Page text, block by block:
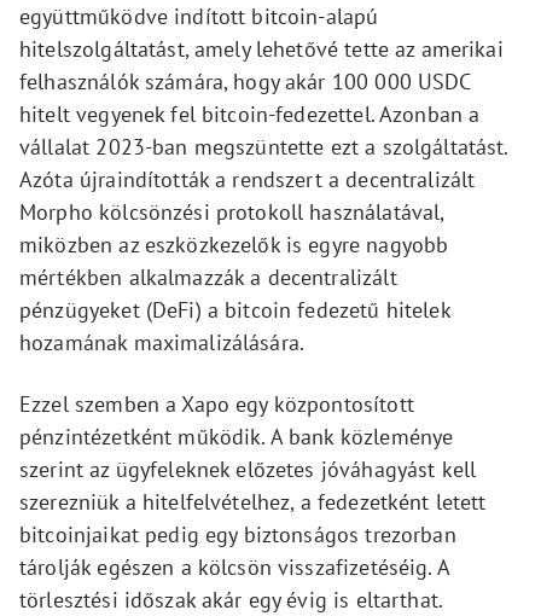
együttműködve indított bitcoin-alapú
hitelszolgáltatást, amely lehetővé tette az amerikai
felhasználók számára, hogy akár 100 000 USDC
hitelt vegyenek fel bitcoin-fedezettel. Azonban a
vállalat 2023-ban megszüntette ezt a szolgáltatást.
Azóta újraindították a rendszert a decentralizált
Morpho kölcsönzési protokoll használatával,
miközben az eszközkezelők is egyre nagyobb
mértékben alkalmazzák a decentralizált
pénzügyeket (DeFi) a bitcoin fedezetű hitelek
hozamának maximalizálására.
Ezzel szemben a Xapo egy központosított
pénzintézetként működik. A bank közleménye
szerint az ügyfeleknek előzetes jóváhagyást kell
szerezniük a hitelfelvételhez, a fedezetként letett
bitcoinjaikat pedig egy biztonságos trezorban
tárolják egészen a kölcsön visszafizetéséig. A
törlesztési időszak akár egy évig is eltarthat.